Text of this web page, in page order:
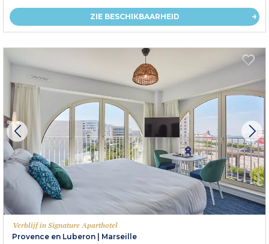
ZIE BESCHIKBAARHEID
Verblijf in Signature Aparthotel
Provence en Luberon
Marseille